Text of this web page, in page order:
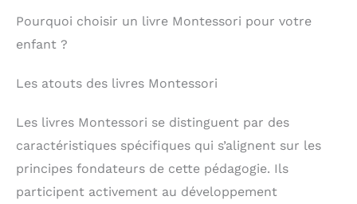
Pourquoi choisir un livre Montessori pour votre
enfant ?
Les atouts des livres Montessori
Les livres Montessori se distinguent par des
caractéristiques spécifiques qui s’alignent sur les
principes fondateurs de cette pédagogie. Ils
participent activement au développement